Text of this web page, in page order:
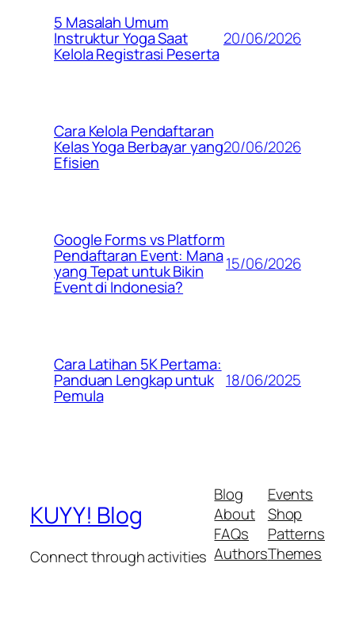
5 Masalah Umum
Instruktur Yoga Saat
Kelola Registrasi Peserta
20/06/2026
Cara Kelola Pendaftaran
Kelas Yoga Berbayar yang
Efisien
20/06/2026
Google Forms vs Platform
Pendaftaran Event: Mana
yang Tepat untuk Bikin
Event di Indonesia?
15/06/2026
Cara Latihan 5K Pertama:
Panduan Lengkap untuk
Pemula
18/06/2025
KUYY! Blog
Connect through activities
Blog
About
FAQs
Authors
Events
Shop
Patterns
Themes